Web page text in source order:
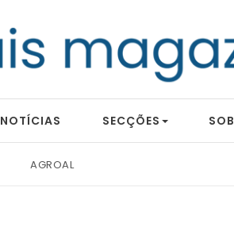
NOTÍCIAS SECÇÕES
AGROAL
Tintas 2000